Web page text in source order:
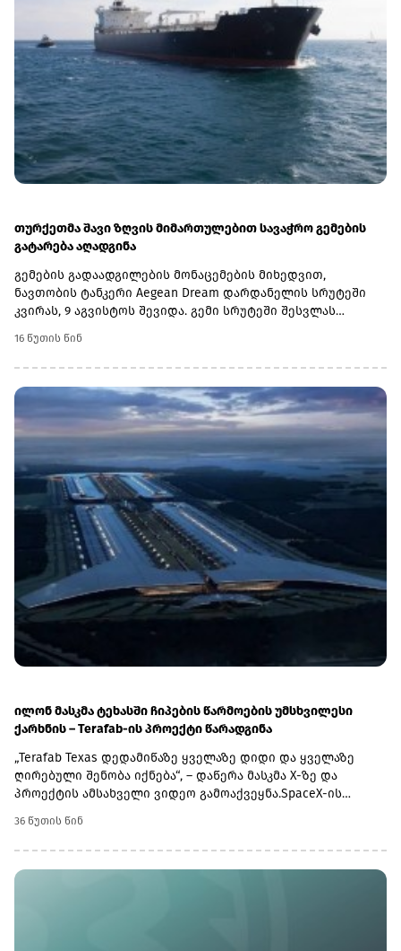
თურქეთმა შავი ზღვის მიმართულებით სავაჭრო გემების
გატარება აღადგინა
გემების გადაადგილების მონაცემების მიხედვით,
ნავთობის ტანკერი Aegean Dream დარდანელის სრუტეში
კვირას, 9 აგვისტოს შევიდა. გემი სრუტეში შესვლას
დანიშნულების ადგილი ნოვოროსიისკში კასპიის
მილსადენის კონსორციუმის (CPC) ტერმინალია.კვირა
დილით სრუტე გაიარა ასევე კონტეინერმზიდმა Mehmet
Kahveci A-მ, რომელიც ასევე ნოვოროსიისკისკენ
მიემართებოდა.მანამდე თურქეთის სანაპირო
უსაფრთხოების გენერალური სამმართველო უკრაინისა და
რუსეთის პორტებისკენ მიმავალ გემებს ატყობინებდა, რომ
სატრანზიტო ნებართვების გაცემა დროებით შეჩერებული
იყო.სრუტეებით მოძრაობის აღდგენა მნიშვნელოვანია
შავი ზღვის სავაჭრო და ენერგეტიკული ლოგისტიკისთვის,
მათ შორის ნოვოროსიისკის მიმართულებით, სადაც
კასპიის მილსადენის კონსორციუმის ტერმინალი
მდებარეობს. სწორედ ამ მილსადენით ხორციელდება
ყაზახური ნავთობის დიდი ნაწილის ექსპორტი
საერთაშორისო ბაზრებზე.
16 წუთის წინ
ილონ მასკმა ტეხასში ჩიპების წარმოების უმსხვილესი
ქარხნის – Terafab-ის პროექტი წარადგინა
„Terafab Texas დედამიწაზე ყველაზე დიდი და ყველაზე
ღირებული შენობა იქნება“, – დაწერა მასკმა X-ზე და
პროექტის ამსახველი ვიდეო გამოაქვეყნა.SpaceX-ის
ქარხნის ფართობი დაახლოებით 9.3 მილიონ კვადრატულ
მეტრს შეადგენს, რაც Terafab-ს მსოფლიოში ჩიპების
წარმოების უდიდეს ქარხანად აქცევს.კომპანიის
36 წუთის წინ